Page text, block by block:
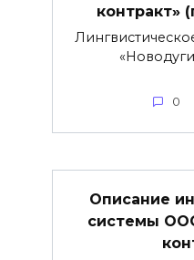
контракт»
0
Описание
системы